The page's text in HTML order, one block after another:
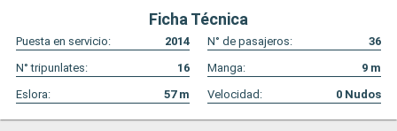
Ficha Técnica
Puesta en servicio: 2014 N° de pasajeros:
36
N° tripunlates:
16 Manga: 9 m
Eslora:
57m Velocidad: 0 Nudos